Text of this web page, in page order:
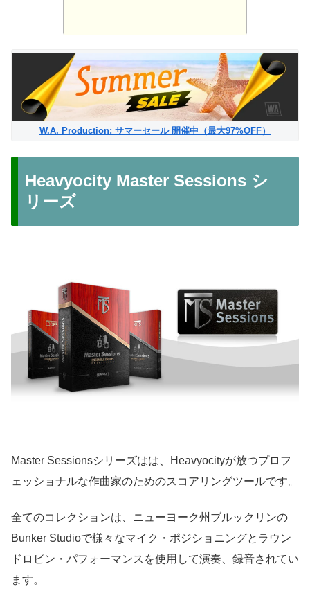
W.A. Production: サマーセール 開催中（最大97%OFF）
Heavyocity Master Sessions シ
リーズ
Master Sessionsシリーズはは、Heavyocityが放つプロフ
ェッショナルな作曲家のためのスコアリングツールです。
全てのコレクションは、ニューヨーク州ブルックリンの
Bunker Studioで様々なマイク・ポジショニングとラウン
ドロビン・パフォーマンスを使用して演奏、録音されてい
ます。